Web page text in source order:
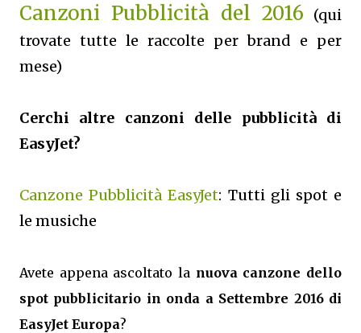
Canzoni Pubblicità del 2016 (qui
trovate tutte le raccolte per brand e per
mese)
Cerchi altre canzoni delle pubblicità di
EasyJet?
Canzone Pubblicità EasyJet: Tutti gli spot e
le musiche
Avete appena ascoltato la nuova canzone dello
spot pubblicitario in onda a Settembre 2016 di
EasyJet Europa?